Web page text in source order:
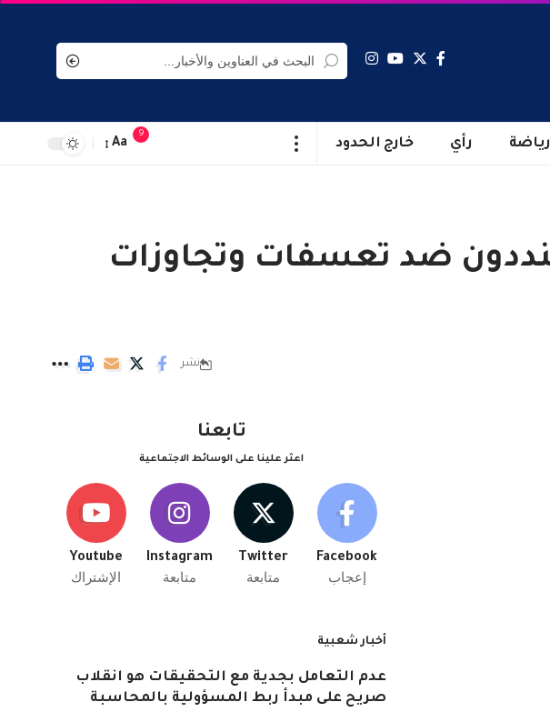
رياضة رأي خارج الحدود
9
Aa
ضد تعسفات وتجاوزات
نشر
تابعنا
اعثر علينا على الوسائط الاجتماعية
Facebook
إعجاب
Twitter
متابعة
Instagram
متابعة
Youtube
الإشتراك
أخبار شعبية
عدم التعامل بجدية مع التحقيقات هو انقلاب
صريح على مبدأ ربط المسؤولية بالمحاسبة